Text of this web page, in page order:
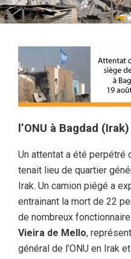
l’ONU à Bagdad (Irak)
Un attentat a été perpétré
tenait lieu de quartier
Irak. Un camion piégé a
entrainant la mort de 22
de nombreux
Vieira de Mello,
général de l’ONU en Irak et